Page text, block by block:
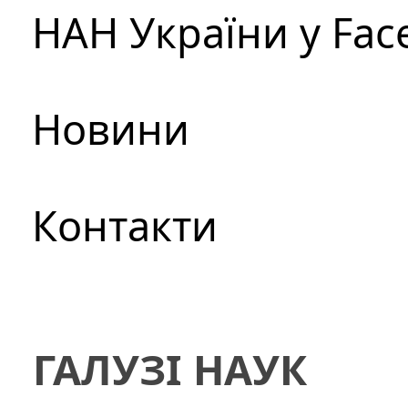
НАН України у
Новини
Контакти
ГАЛУЗІ НАУК